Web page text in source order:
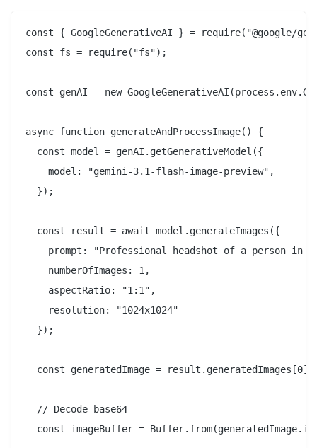
const { GoogleGenerativeAI } = require("@google/
const fs = require("fs");
const genAI = new
async function generateAndProcessImage() {
  const model = genAI.getGenerativeModel({
    model: "gemini-3.1-flash-image-preview",
  });
  const result = await model.generateImages({
prompt: "Professional headshot of a person in
    numberOfImages: 1,
    aspectRatio: "1:1",
    resolution: "1024x1024"
  });
  const generatedImage = result.generatedImages[0];
  // Decode base64
const imageBuffer =